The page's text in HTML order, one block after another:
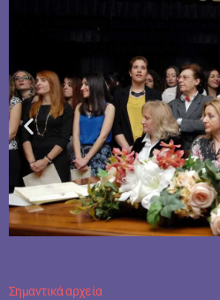
Σημαντικά αρχεία